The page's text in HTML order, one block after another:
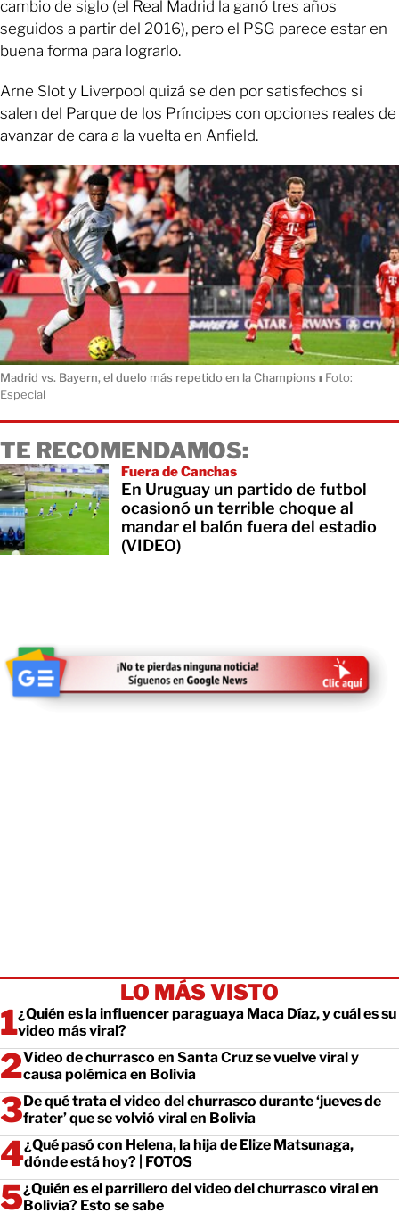
cambio de siglo (el Real Madrid la ganó tres años
seguidos a partir del 2016), pero el PSG parece estar en
buena forma para lograrlo.
Arne Slot y Liverpool quizá se den por satisfechos si
salen del Parque de los Príncipes con opciones reales de
avanzar de cara a la vuelta en Anfield.
Madrid vs. Bayern, el duelo más repetido en la Champions ı Foto:
Especial
TE RECOMENDAMOS:
Fuera de Canchas
En Uruguay un partido de futbol
ocasionó un terrible choque al
mandar el balón fuera del estadio
(VIDEO)
LO MÁS VISTO
¿Quién es la influencer paraguaya Maca Díaz, y cuál es su
video más viral?
Video de churrasco en Santa Cruz se vuelve viral y
causa polémica en Bolivia
De qué trata el video del churrasco durante ‘jueves de
frater’ que se volvió viral en Bolivia
¿Qué pasó con Helena, la hija de Elize Matsunaga,
dónde está hoy? | FOTOS
¿Quién es el parrillero del video del churrasco viral en
Bolivia? Esto se sabe